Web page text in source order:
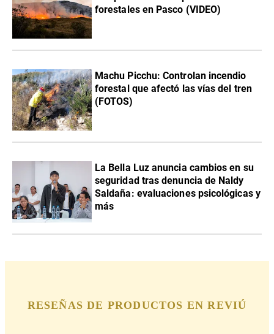
forestales en Pasco (VIDEO)
Machu Picchu: Controlan incendio
forestal que afectó las vías del tren
(FOTOS)
La Bella Luz anuncia cambios en su
seguridad tras denuncia de Naldy
Saldaña: evaluaciones psicológicas y
más